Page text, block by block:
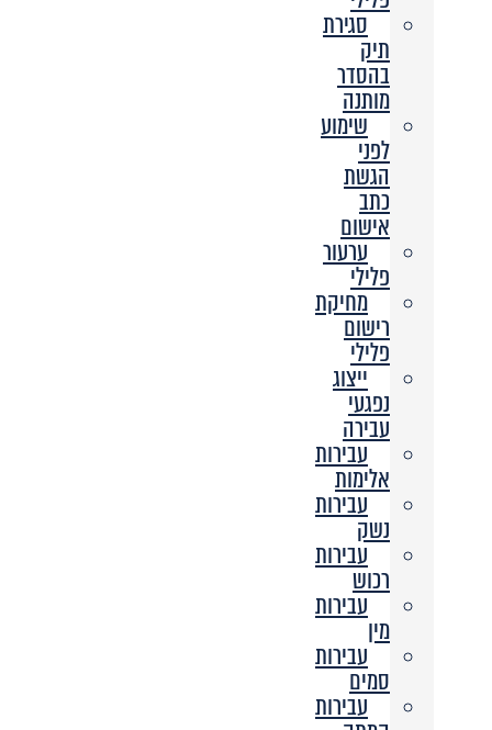
סגירת
תיק
בהסדר
מותנה
שימוע
לפני
הגשת
כתב
אישום
ערעור
פלילי
מחיקת
רישום
פלילי
ייצוג
נפגעי
עבירה
עבירות
אלימות
עבירות
נשק
עבירות
רכוש
עבירות
מין
עבירות
סמים
עבירות